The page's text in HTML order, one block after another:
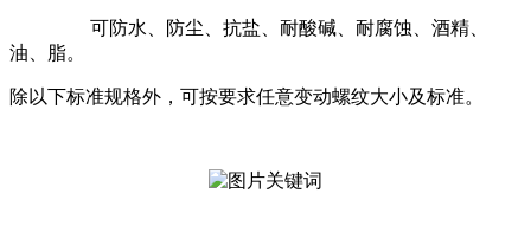
可防水、防尘、抗盐、耐酸碱、耐腐蚀、酒精、
油、脂。
除以下标准规格外，可按要求任意变动螺纹大小及标准。